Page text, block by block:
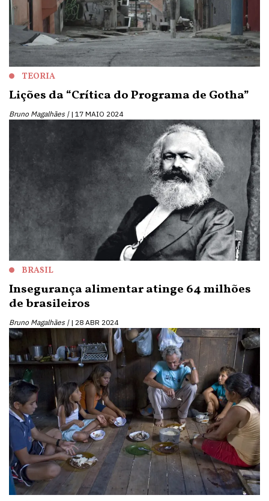
TEORIA
Lições da “Crítica do Programa de Gotha”
Bruno Magalhães | 17 MAIO 2024
BRASIL
Insegurança alimentar atinge 64 milhões
de brasileiros
Bruno Magalhães | 28 ABR 2024